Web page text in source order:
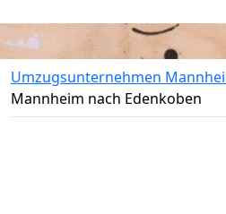
Umzugsunternehmen
Mannheim nach Edenkoben